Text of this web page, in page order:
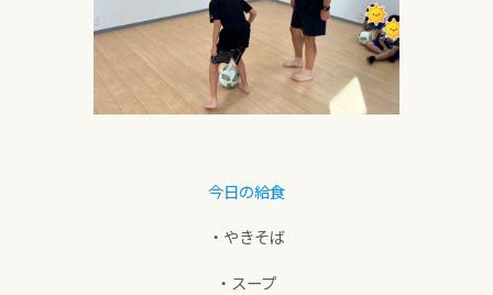
今日の給食
・やきそば
・スープ